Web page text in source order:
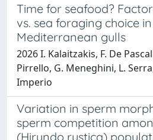
Time for seafood?
vs. sea foraging choice
Mediterranean gulls
2026 I. Kalaitzakis, F. De
Pirrello, G. Meneghini, L.
Imperio
Variation in sperm
sperm competition
(Hirundo rustica)